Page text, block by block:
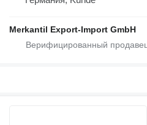
Merkantil Export-Import GmbH